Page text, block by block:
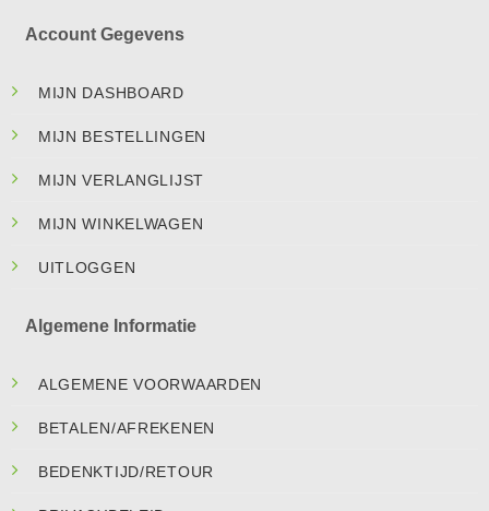
Account Gegevens
MIJN DASHBOARD
MIJN BESTELLINGEN
MIJN VERLANGLIJST
MIJN WINKELWAGEN
UITLOGGEN
Algemene Informatie
ALGEMENE VOORWAARDEN
BETALEN/AFREKENEN
BEDENKTIJD/RETOUR